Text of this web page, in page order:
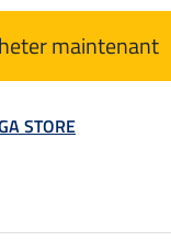
maintenant
STORE